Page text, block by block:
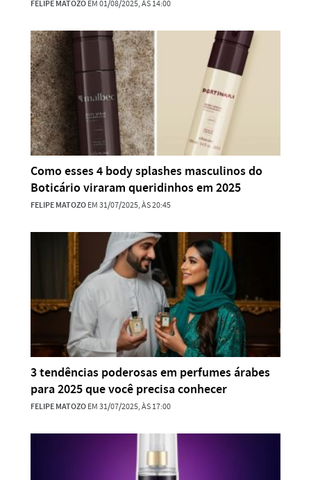
FELIPE MATOZOEM 01/08/2025, ÀS 14:00
Como esses 4 body splashes masculinos do
Boticário viraram queridinhos em 2025
FELIPE MATOZOEM 31/07/2025, ÀS 20:45
3 tendências poderosas em perfumes árabes
para 2025 que você precisa conhecer
FELIPE MATOZOEM 31/07/2025, ÀS 17:00